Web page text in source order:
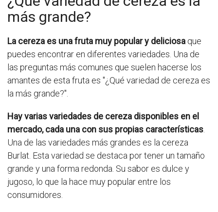
más grande?
La cereza es una fruta muy popular y deliciosa que
puedes encontrar en diferentes variedades. Una de
las preguntas más comunes que suelen hacerse los
amantes de esta fruta es "¿Qué variedad de cereza es
la más grande?".
Hay varias variedades de cereza disponibles en el
mercado, cada una con sus propias características.
Una de las variedades más grandes es la cereza
Burlat. Esta variedad se destaca por tener un tamaño
grande y una forma redonda. Su sabor es dulce y
jugoso, lo que la hace muy popular entre los
consumidores.